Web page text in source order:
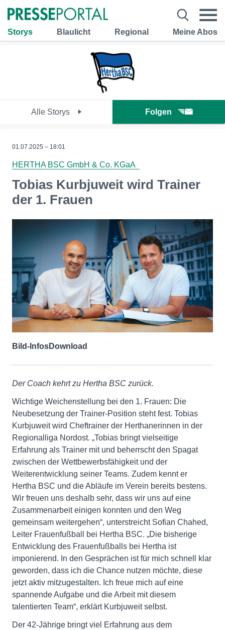
Storys Blaulicht Regional Meine Abos
Alle Storys Folgen
01.07.2025 – 18:01
HERTHA BSC GmbH & Co. KGaA
Tobias Kurbjuweit wird Trainer
der 1. Frauen
Bild-InfosDownload
Der Coach kehrt zu Hertha BSC zurück.
Wichtige Weichenstellung bei den 1. Frauen: Die
Neubesetzung der Trainer-Position steht fest. Tobias
Kurbjuweit wird Cheftrainer der Herthanerinnen in der
Regionalliga Nordost. „Tobias bringt vielseitige
Erfahrung als Trainer mit und beherrscht den Spagat
zwischen der Wettbewerbsfähigkeit und der
Weiterentwicklung seiner Teams. Zudem kennt er
Hertha BSC und die Abläufe im Verein bereits bestens.
Wir freuen uns deshalb sehr, dass wir uns auf eine
Zusammenarbeit einigen konnten und den Weg
gemeinsam weitergehen“, unterstreicht Sofian Chahed,
Leiter Frauenfußball bei Hertha BSC. „Die bisherige
Entwicklung des Frauenfußballs bei Hertha ist
imponierend. In den Gesprächen ist für mich schnell klar
geworden, dass ich die Chance nutzen möchte, diese
jetzt aktiv mitzugestalten. Ich freue mich auf eine
spannende Aufgabe und die Arbeit mit diesem
talentierten Team“, erklärt Kurbjuweit selbst.
Der 42-Jährige bringt viel Erfahrung aus dem